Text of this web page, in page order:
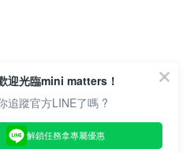
迎光臨mini matters！
追蹤官方LINE了嗎 ?
解鎖任務拿專屬優惠